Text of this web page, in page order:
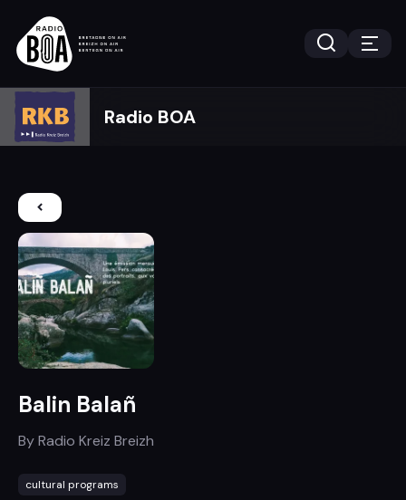
Radio BOA
Balin Balañ
ByRadio Kreiz Breizh
cultural programs